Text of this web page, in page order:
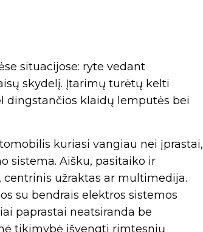
situacijose: ryte vedant
skydelį. Įtarimų turėtų kelti
dingstančios klaidų lemputės bei
kuriasi vangiau nei įprastai,
sistema. Aišku, pasitaiko ir
užraktas ar multimedija.
su bendrais elektros sistemos
paprastai neatsiranda be
tikimybė išvengti rimtesnių